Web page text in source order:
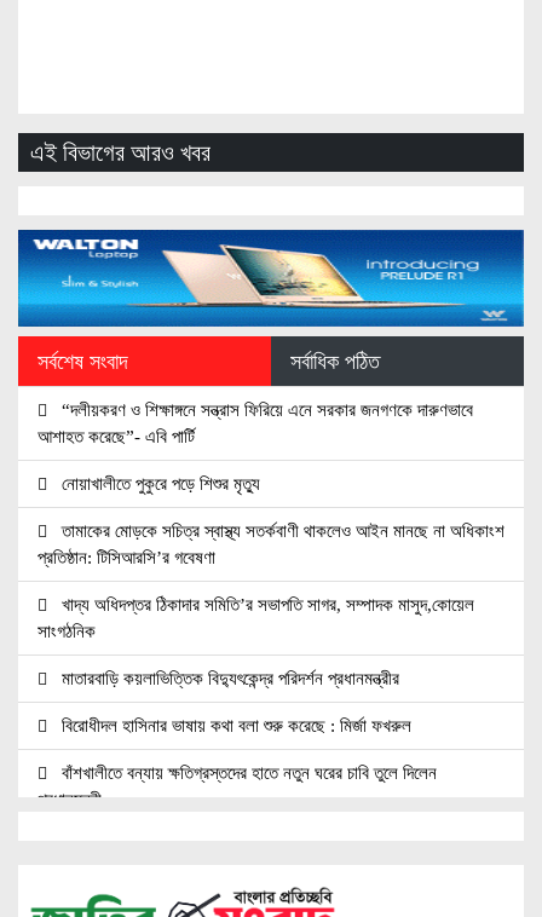
এই বিভাগের আরও খবর
সর্বশেষ সংবাদ সর্বাধিক পঠিত
“দলীয়করণ ও শিক্ষাঙ্গনে সন্ত্রাস ফিরিয়ে এনে সরকার জনগণকে দারুণভাবে
আশাহত করেছে”- এবি পার্টি
নোয়াখালীতে পুকুরে পড়ে শিশুর মৃত্যু
তামাকের মোড়কে সচিত্র স্বাস্থ্য সতর্কবাণী থাকলেও আইন মানছে না অধিকাংশ
প্রতিষ্ঠান: টিসিআরসি’র গবেষণা
খাদ্য অধিদপ্তর ঠিকাদার সমিতি’র সভাপতি সাগর, সম্পাদক মাসুদ,কোয়েল
সাংগঠনিক
মাতারবাড়ি কয়লাভিত্তিক বিদ্যুৎকেন্দ্র পরিদর্শন প্রধানমন্ত্রীর
বিরোধীদল হাসিনার ভাষায় কথা বলা শুরু করেছে : মির্জা ফখরুল
বাঁশখালীতে বন্যায় ক্ষতিগ্রস্তদের হাতে নতুন ঘরের চাবি তুলে দিলেন
প্রধানমন্ত্রী
৩১ দফার প্রতিশ্রুতি রক্ষা না করাই কি জুলাই সনদ অক্ষরে অক্ষরে পালনের